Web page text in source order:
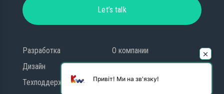
Let’s talk
Разработка
Дизайн
Техподдержка
О компании
Контакты
Привіт! Ми на зв'язку!